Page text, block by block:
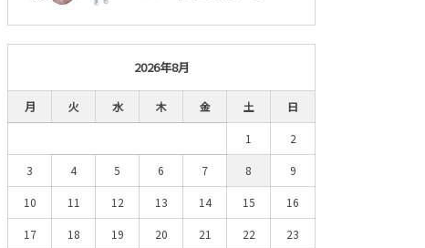
2026年8月
月 火 水 木 金 土 日
1 2
3 4 5 6 7 8 9
10 11 12 13 14 15 16
17 18 19 20 21 22 23